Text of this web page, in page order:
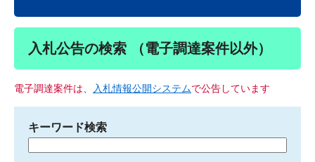
入札公告の検索 （電子調達案件以外）
電子調達案件は、 入札情報公開システムで公告しています
キーワード検索